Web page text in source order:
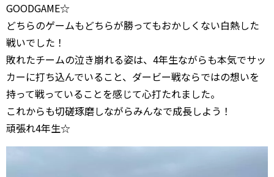
GOODGAME☆
どちらのゲームもどちらが勝ってもおかしくない白熱した
戦いでした！
敗れたチームの泣き崩れる姿は、4年生ながらも本気でサッ
カーに打ち込んでいること、ダービー戦ならではの想いを
持って戦っていることを感じて心打たれました。
これからも切磋琢磨しながらみんなで成長しよう！
頑張れ4年生☆